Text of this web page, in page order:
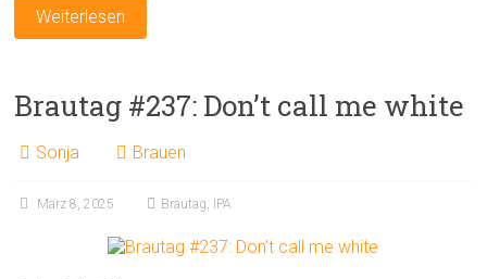
Weiterlesen
Brautag #237: Don’t call me white
Sonja Brauen
März 8, 2025 Brautag, IPA